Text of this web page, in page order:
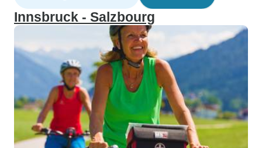
Innsbruck - Salzbourg